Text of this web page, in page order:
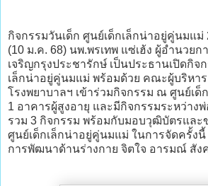
กิจกรรมวันเด็ก ศูนย์เด็กเล็กน่าอยู่คู่นมแม่
(10 ม.ค. 68) นพ.พรเทพ แซ่เฮ้ง ผู้อำนวยก
เจริญกรุงประชารักษ์ เป็นประธานเปิดกิจ
เล็กน่าอยู่คู่นมแม่ พร้อมด้วย คณะผู้บริหา
โรงพยาบาลฯ เข้าร่วมกิจกรรม ณ ศูนย์เ
1 อาคารผู้สูงอายุ และมีกิจกรรมระหว่างพ่
รวม 3 กิจกรรม พร้อมกับมอบวุฒิบัตรและ
ศูนย์เด็กเล็กน่าอยู่คู่นมแม่ ในการจัดครั้งนี้
การพัฒนาด้านร่างกาย จิตใจ อารมณ์ สัง